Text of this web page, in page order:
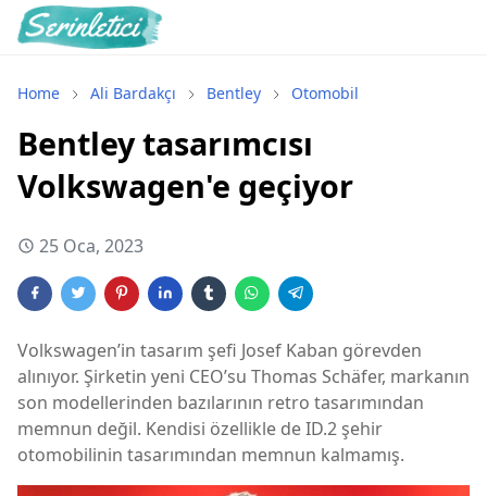
Home Ali Bardakçı Bentley Otomobil
Bentley tasarımcısı
Volkswagen'e geçiyor
25 Oca, 2023
Volkswagen’in tasarım şefi Josef Kaban görevden
alınıyor. Şirketin yeni CEO’su Thomas Schäfer, markanın
son modellerinden bazılarının retro tasarımından
memnun değil. Kendisi özellikle de ID.2 şehir
otomobilinin tasarımından memnun kalmamış.